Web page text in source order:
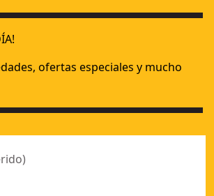
ofertas especiales y mucho
)